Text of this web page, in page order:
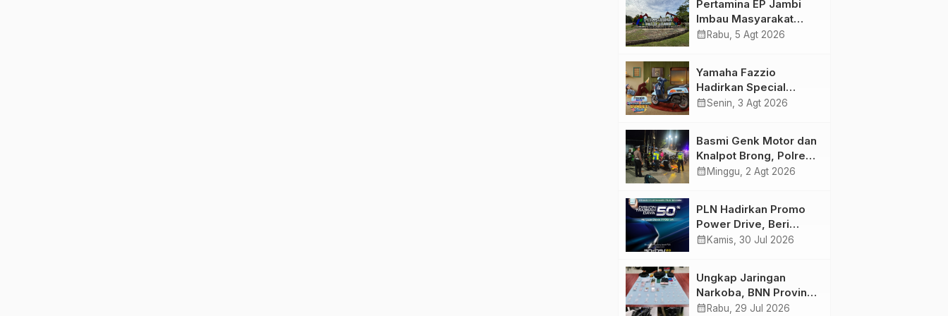
Pertamina EP Jambi
Imbau Masyarakat
Tidak Beraktivitas di
Bersama
calendar_month Rabu, 5 Agt 2026
Yamaha Fazzio
Hadirkan Special
Edition Sunset Blue,
Semakin Skena
calendar_monthSenin, 3 Agt 2026
Basmi Genk Motor dan
Knalpot Brong, Polres
Tanjab Barat Amankan
calendar_month Minggu, 2 Agt 2026
PLN Hadirkan Promo
Power Drive, Beri
Diskon Tambah Daya
calendar_month Kamis, 30 Jul 2026
Ungkap Jaringan
Narkoba, BNN Provinsi
Jambi dan Bea Cukai
calendar_month Rabu, 29 Jul 2026